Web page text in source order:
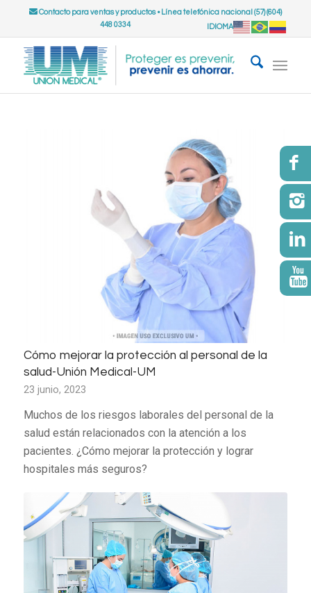
Contacto para ventas y productos• Línea telefónica nacional (57) (604)
448 0334
IDIOMA
Cómo mejorar la protección al personal de la
salud-Unión Medical-UM
23 junio, 2023
Muchos de los riesgos laborales del personal de la
salud están relacionados con la atención a los
pacientes. ¿Cómo mejorar la protección y lograr
hospitales más seguros?